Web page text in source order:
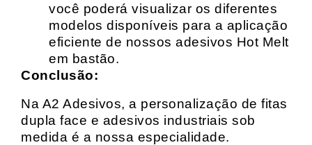
você poderá visualizar os diferentes
modelos disponíveis para a aplicação
eficiente de nossos adesivos Hot Melt
em bastão.
Conclusão:
Na A2 Adesivos, a personalização de fitas
dupla face e adesivos industriais sob
medida é a nossa especialidade.